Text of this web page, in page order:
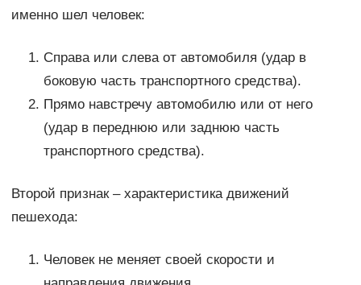
именно шел человек:
Справа или слева от автомобиля (удар в
боковую часть транспортного средства).
Прямо навстречу автомобилю или от него
(удар в переднюю или заднюю часть
транспортного средства).
Второй признак – характеристика движений
пешехода:
Человек не меняет своей скорости и